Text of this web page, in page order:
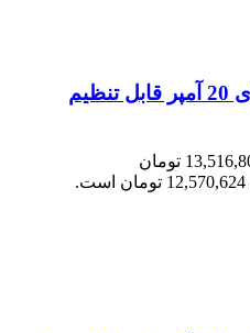
کلید اتوماتیک کمپکت هیوندای 20 آمپر قابل تنظیم
قیمت اصلی 13,516,800 تومان